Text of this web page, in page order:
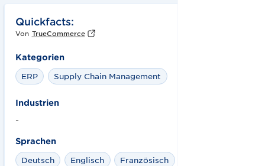
Quickfacts:
Von TrueCommerce
Kategorien
ERP
Supply Chain Management
Industrien
-
Sprachen
Deutsch
Englisch Französisch